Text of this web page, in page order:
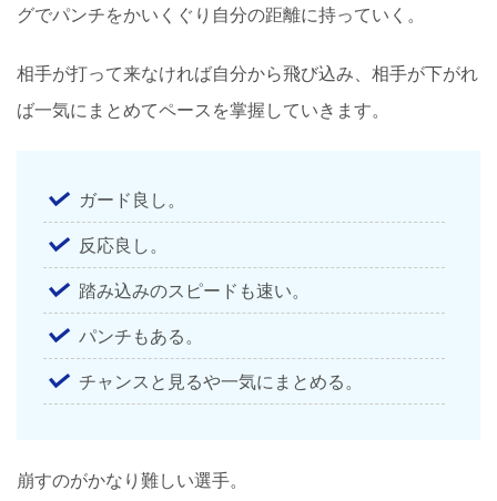
グでパンチをかいくぐり自分の距離に持っていく。
相手が打って来なければ自分から飛び込み、相手が下がれ
ば一気にまとめてペースを掌握していきます。
ガード良し。
反応良し。
踏み込みのスピードも速い。
パンチもある。
チャンスと見るや一気にまとめる。
崩すのがかなり難しい選手。